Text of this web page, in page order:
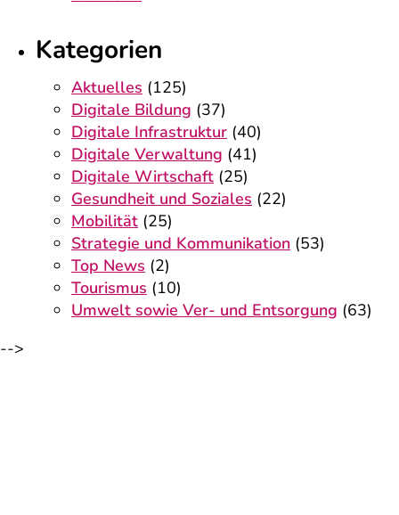
Kategorien
Aktuelles (125)
Digitale Bildung (37)
Digitale Infrastruktur (40)
Digitale Verwaltung (41)
Digitale Wirtschaft (25)
Gesundheit und Soziales (22)
Mobilität (25)
Strategie und Kommunikation (53)
Top News (2)
Tourismus (10)
Umwelt sowie Ver- und Entsorgung (63)
-->